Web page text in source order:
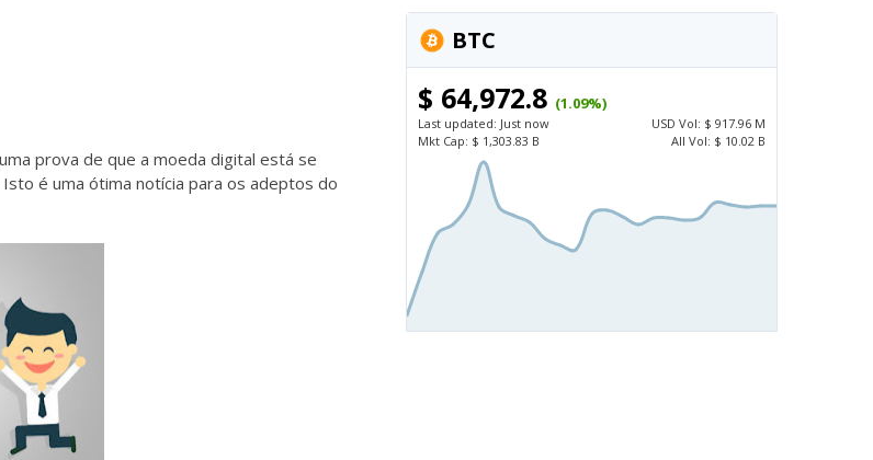
prova de que a moeda digital está se
é uma ótima notícia para os adeptos do
BTC
$ 64,972.8 (1.09%)
Last updated: Just now USD Vol: $ 917.96 M
Mkt Cap: $ 1,303.83 B All Vol: $ 10.02 B